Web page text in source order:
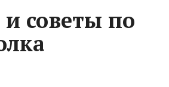
советы по